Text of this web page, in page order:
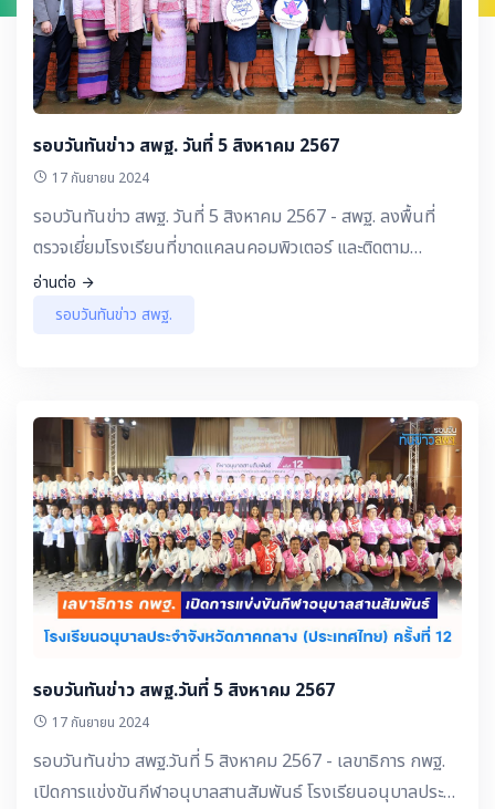
รอบวันทันข่าว สพฐ. วันที่ 5 สิงหาคม 2567
17 กันยายน 2024
รอบวันทันข่าว สพฐ. วันที่ 5 สิงหาคม 2567 - สพฐ. ลงพื้นที่
ตรวจเยี่ยมโรงเรียนที่ขาดแคลนคอมพิวเตอร์ และติดตาม
โครงการจัดหาระบบคอมพิวเตอร์และอินเตอร์เน็ตเพื่อการเรียน
การสอน ในพื้นที่จังหวัดน่าน
อ่านต่อ
รอบวันทันข่าว สพฐ.
รอบวันทันข่าว สพฐ.วันที่ 5 สิงหาคม 2567
17 กันยายน 2024
รอบวันทันข่าว สพฐ.วันที่ 5 สิงหาคม 2567 - เลขาธิการ กพฐ.
เปิดการแข่งขันกีฬาอนุบาลสานสัมพันธ์ โรงเรียนอนุบาลประจำ